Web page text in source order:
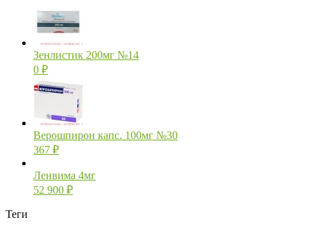
Зенлистик 200мг №14
0 ₽
Верошпирон капс. 100мг №30
367 ₽
Ленвима 4мг
52 900 ₽
Теги